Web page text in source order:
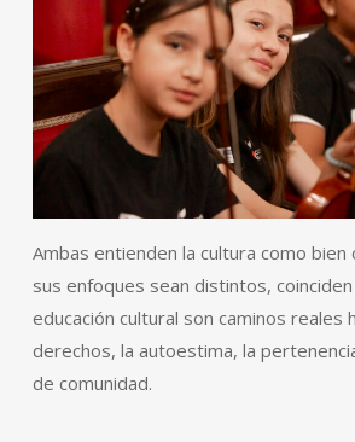
Ambas entienden la cultura como bien
sus enfoques sean distintos,
educación cultural son caminos reales
derechos, la autoestima, la
de comunidad.